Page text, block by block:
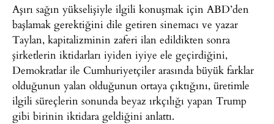
Aşırı sağın yükselişiyle ilgili konuşmak için ABD’den
başlamak gerektiğini dile getiren sinemacı ve yazar
Taylan, kapitalizminin zaferi ilan edildikten sonra
şirketlerin iktidarları iyiden iyiye ele geçirdiğini,
Demokratlar ile Cumhuriyetçiler arasında büyük farklar
olduğunun yalan olduğunun ortaya çıktığını, üretimle
ilgili süreçlerin sonunda beyaz ırkçılığı yapan Trump
gibi birinin iktidara geldiğini anlattı.